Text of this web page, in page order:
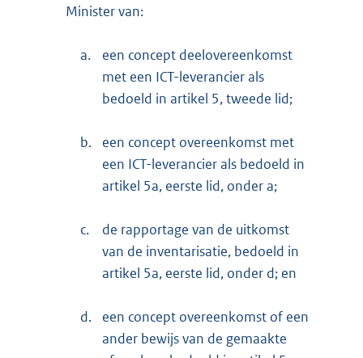
Minister van:
a.
een concept deelovereenkomst
met een ICT-leverancier als
bedoeld in artikel 5, tweede lid;
b.
een concept overeenkomst met
een ICT-leverancier als bedoeld in
artikel 5a, eerste lid, onder a;
c.
de rapportage van de uitkomst
van de inventarisatie, bedoeld in
artikel 5a, eerste lid, onder d; en
d.
een concept overeenkomst of een
ander bewijs van de gemaakte